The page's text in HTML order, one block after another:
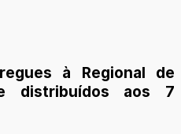
à Regional de
distribuídos aos 7